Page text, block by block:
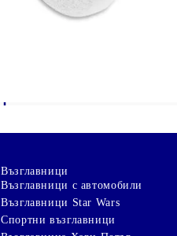
Възглавници
Възглавници с автомобили
Възглавници Star Wars
Спортни възглавници